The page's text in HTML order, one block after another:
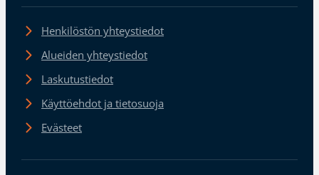
Henkilöstön yhteystiedot
Alueiden yhteystiedot
Laskutustiedot
Käyttöehdot ja tietosuoja
Evästeet